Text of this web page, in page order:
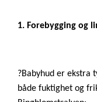
1. Forebygging og
?Babyhud er ekstra
både fuktighet og